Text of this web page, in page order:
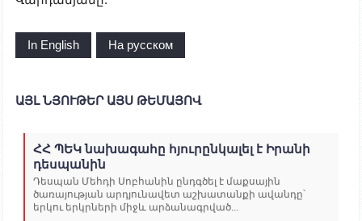
In English На русском
ԱՅԼ ՆՅՈՒԹԵՐ ԱՅՍ ԹԵՄԱՅՈՎ
ՀՀ ՊԵԿ նախագահը հյուրընկալել է Իրանի
դեսպանին
Դեսպան Մեհդի Սոբհանին ընդգծել է մաքսային
ծառայության արդյունավետ աշխատանքի ավանդը՝
երկու երկրների միջև արձանագրված...